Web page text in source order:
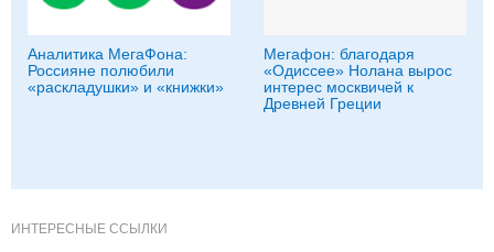
Аналитика МегаФона:
Россияне полюбили
«раскладушки» и «книжки»
Мегафон: благодаря
«Одиссее» Нолана вырос
интерес москвичей к
Древней Греции
ИНТЕРЕСНЫЕ ССЫЛКИ